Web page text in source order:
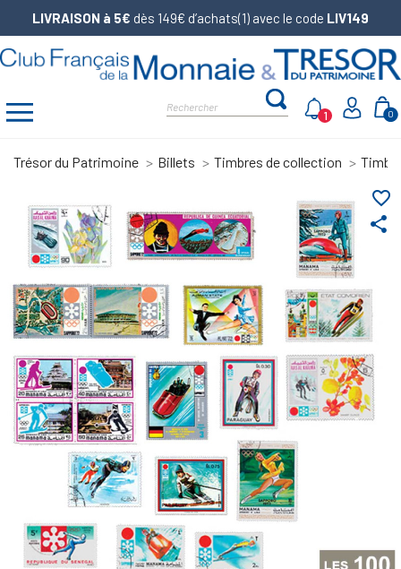
LIVRAISON à 5€ dès 149€ d’achats(1) avec le code LIV149
0
1
Trésor du Patrimoine Billets Timbres de collection
share
favorite_border